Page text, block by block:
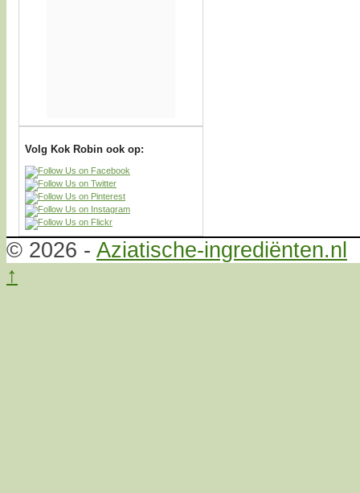
Volg Kok Robin ook op:
© 2026 - Aziatische-ingrediënten.nl
↑